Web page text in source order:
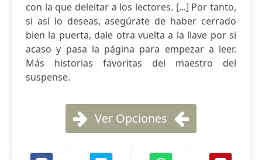
con la que deleitar a los lectores. [...] Por tanto,
si así lo deseas, asegúrate de haber cerrado
bien la puerta, dale otra vuelta a la llave por si
acaso y pasa la página para empezar a leer.
Más historias favoritas del maestro del
suspense.
Ver Opciones